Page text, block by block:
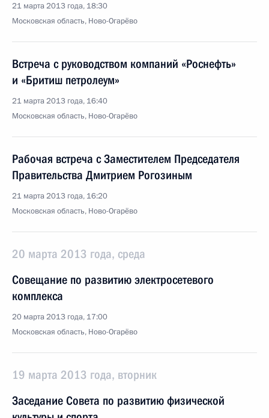
21 марта 2013 года, 18:30
Московская область, Ново-Огарёво
Встреча с руководством компаний «Роснефть»
и «Бритиш петролеум»
21 марта 2013 года, 16:40
Московская область, Ново-Огарёво
Рабочая встреча с Заместителем Председателя
Правительства Дмитрием Рогозиным
21 марта 2013 года, 16:20
Московская область, Ново-Огарёво
20 марта 2013 года, среда
Совещание по развитию электросетевого
комплекса
20 марта 2013 года, 17:00
Московская область, Ново-Огарёво
19 марта 2013 года, вторник
Заседание Совета по развитию физической